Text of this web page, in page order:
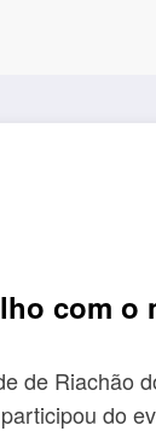
com
de Riachão
do